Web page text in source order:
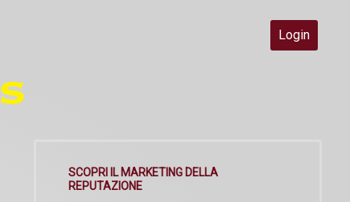
Login
SCOPRI IL MARKETING DELLA
REPUTAZIONE